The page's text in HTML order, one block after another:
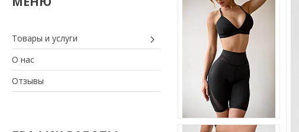
Товары и услуги
О нас
Отзывы